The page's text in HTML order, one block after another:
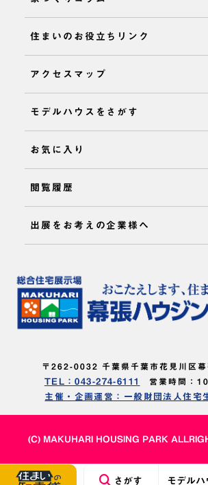
さがす モデルハ
住まいのお役立ちリンク
アクセスマップ
モデルハウスをさがす
お気に入り
閲覧履歴
出展をお考えの企業様へ
〒262-0032 千葉県千葉市花見川区
TEL：043-274-6111 営業時間：
主催・企画運営：一般財団法人住宅
(C) MAKUHARI HOUSING PARK